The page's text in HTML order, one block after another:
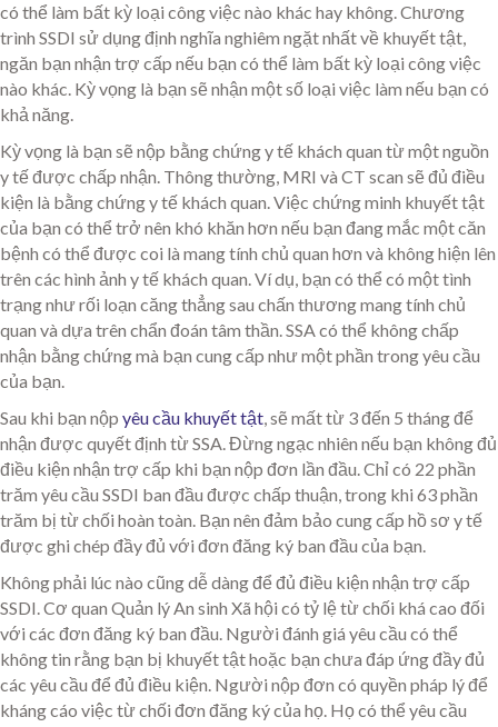
có thể làm bất kỳ loại công việc nào khác hay không. Chương
trình SSDI sử dụng định nghĩa nghiêm ngặt nhất về khuyết tật,
ngăn bạn nhận trợ cấp nếu bạn có thể làm bất kỳ loại công việc
nào khác. Kỳ vọng là bạn sẽ nhận một số loại việc làm nếu bạn có
khả năng.
Kỳ vọng là bạn sẽ nộp bằng chứng y tế khách quan từ một nguồn
y tế được chấp nhận. Thông thường, MRI và CT scan sẽ đủ điều
kiện là bằng chứng y tế khách quan. Việc chứng minh khuyết tật
của bạn có thể trở nên khó khăn hơn nếu bạn đang mắc một căn
bệnh có thể được coi là mang tính chủ quan hơn và không hiện lên
trên các hình ảnh y tế khách quan. Ví dụ, bạn có thể có một tình
trạng như rối loạn căng thẳng sau chấn thương mang tính chủ
quan và dựa trên chẩn đoán tâm thần. SSA có thể không chấp
nhận bằng chứng mà bạn cung cấp như một phần trong yêu cầu
của bạn.
Sau khi bạn nộp yêu cầu khuyết tật, sẽ mất từ 3 đến 5 tháng để
nhận được quyết định từ SSA. Đừng ngạc nhiên nếu bạn không đủ
điều kiện nhận trợ cấp khi bạn nộp đơn lần đầu. Chỉ có 22 phần
trăm yêu cầu SSDI ban đầu được chấp thuận, trong khi 63 phần
trăm bị từ chối hoàn toàn. Bạn nên đảm bảo cung cấp hồ sơ y tế
được ghi chép đầy đủ với đơn đăng ký ban đầu của bạn.
Không phải lúc nào cũng dễ dàng để đủ điều kiện nhận trợ cấp
SSDI. Cơ quan Quản lý An sinh Xã hội có tỷ lệ từ chối khá cao đối
với các đơn đăng ký ban đầu. Người đánh giá yêu cầu có thể
không tin rằng bạn bị khuyết tật hoặc bạn chưa đáp ứng đầy đủ
các yêu cầu để đủ điều kiện. Người nộp đơn có quyền pháp lý để
kháng cáo việc từ chối đơn đăng ký của họ. Họ có thể yêu cầu